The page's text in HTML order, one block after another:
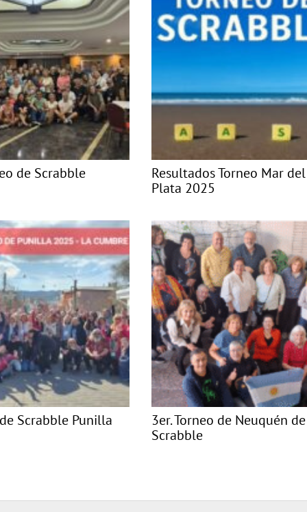
de Scrabble
Resultados Torneo Mar del
Plata 2025
Scrabble Punilla
3er. Torneo de Neuquén de
Scrabble